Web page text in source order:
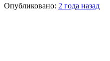
Опубликовано: 2 года назад